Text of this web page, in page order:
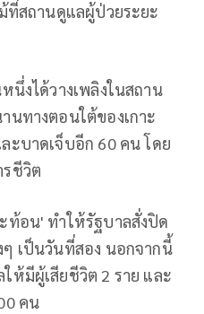
ที่สถานดูแลผู้ป่วยระยะ
นึ่งได้วางเพลิงในสถาน
นทางตอนใต้ของเกาะ
ะบาดเจ็บอีก 60 คน โดย
ชีวิต
ท้อน' ทำให้รัฐบาลสั่งปิด
ๆ เป็นวันที่สอง นอกจากนี้
ห้มีผู้เสียชีวิต 2 ราย และ
คน